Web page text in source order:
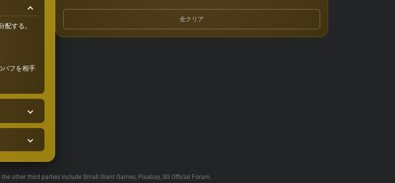
する。
バフを相手
全クリア
other third parties include Small Giant Games, Pixabay, SG Official Forum.